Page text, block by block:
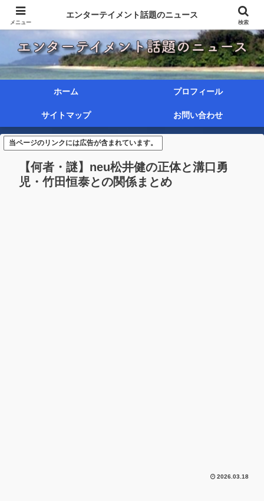
ホーム プロフィール
サイトマップ お問い合わせ
当ページのリンクには広告が含まれています。
【何者・謎】neu松井健の正体と溝口勇
児・竹田恒泰との関係まとめ
2026.03.18
メニュー
エンターテイメント話題のニュース
検索